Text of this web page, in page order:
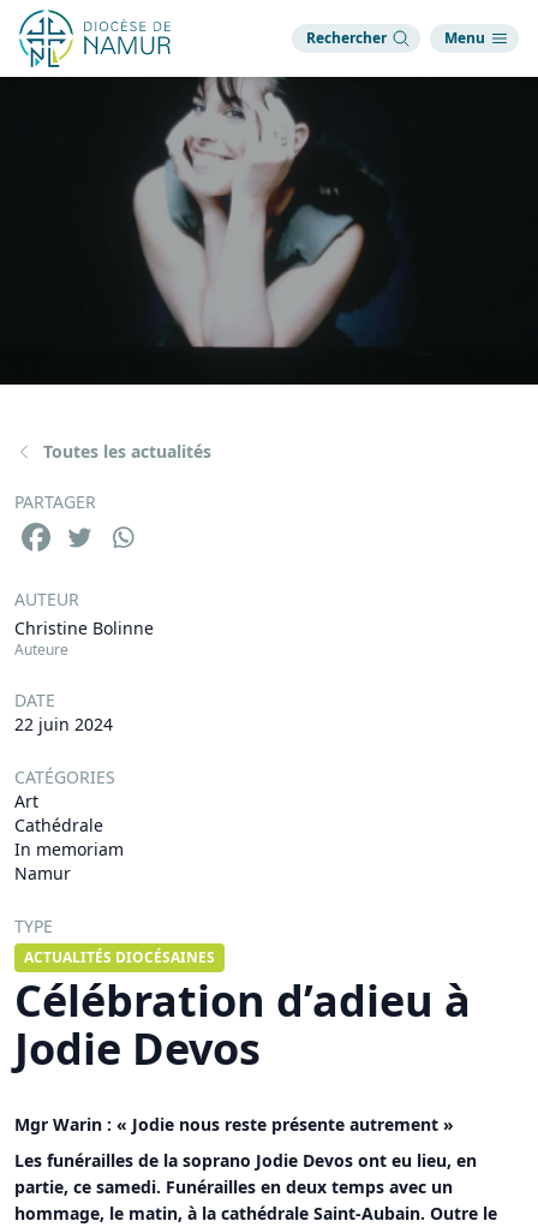
Rechercher Menu
Toutes les actualités
PARTAGER
AUTEUR
Christine Bolinne
Auteure
DATE
22 juin 2024
CATÉGORIES
Art
Cathédrale
In memoriam
Namur
TYPE
ACTUALITÉS DIOCÉSAINES
Célébration d’adieu à
Jodie Devos
Mgr Warin : « Jodie nous reste présente autrement »
Les funérailles de la soprano Jodie Devos ont eu lieu, en
partie, ce samedi. Funérailles en deux temps avec un
hommage, le matin, à la cathédrale Saint-Aubain. Outre le